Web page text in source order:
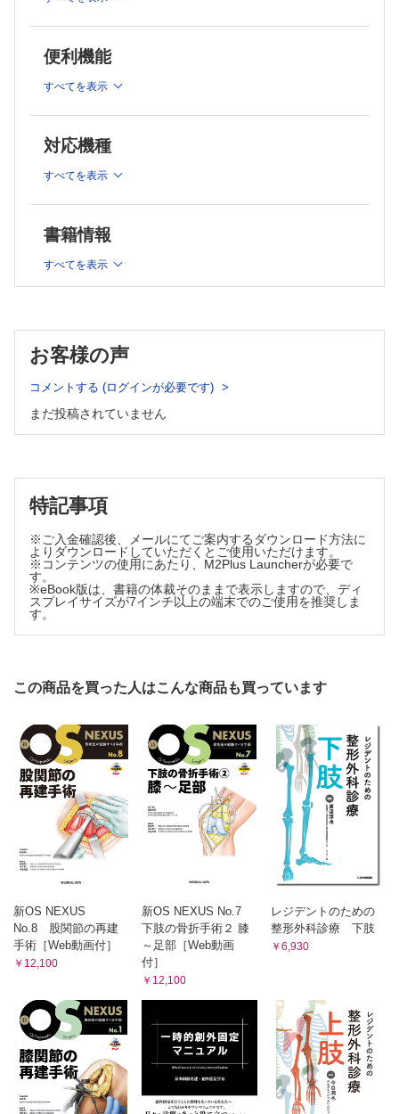
膝関節鏡の基本的手術手技 石橋恭之
半月板縫合術：縦断裂 武冨修治
半月板縫合術：横断裂，水平断裂 辻井 聡ほか
二重束前十字靱帯再建術 星野祐一
雄ほか
Modified Larson法による膝関節後外側支持機構再建術 田
関節鏡視下滑膜切除術 伊藤匡史ほか
便利機能
すべてを表示
対応機種
すべてを表示
書籍情報
すべてを表示
お客様の声
コメントする (ログインが必要です)
まだ投稿されていません
特記事項
※ご入金確認後、メールにてご案内するダウンロード方法に
よりダウンロードしていただくとご使用いただけます。
※コンテンツの使用にあたり、M2Plus Launcherが必要で
す。
※eBook版は、書籍の体裁そのままで表示しますので、ディ
スプレイサイズが7インチ以上の端末でのご使用を推奨しま
す。
この商品を買った人はこんな商品も買っています
新OS NEXUS
No.8 股関節の再建
手術［Web動画付］
￥12,100
新OS NEXUS No.7
下肢の骨折手術２ 膝
～足部［Web動画
付］
￥12,100
レジデントのための
整形外科診療 下肢
￥6,930